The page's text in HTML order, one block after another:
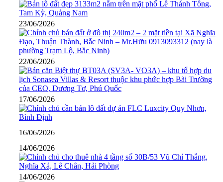
23/06/2026
22/06/2026
17/06/2026
16/06/2026
14/06/2026
14/06/2026